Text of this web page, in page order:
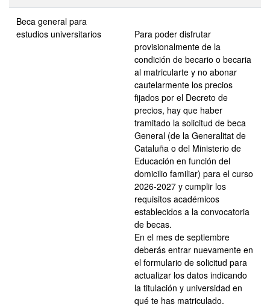
Beca general para
estudios universitarios
Para poder disfrutar
provisionalmente de la
condición de becario o becaria
al matricularte y no abonar
cautelarmente los precios
fijados por el Decreto de
precios, hay que haber
tramitado la solicitud de beca
General (de la Generalitat de
Cataluña o del Ministerio de
Educación en función del
domicilio familiar) para el curso
2026-2027 y cumplir los
requisitos académicos
establecidos a la convocatoria
de becas.
En el mes de septiembre
deberás entrar nuevamente en
el formulario de solicitud para
actualizar los datos indicando
la titulación y universidad en
qué te has matriculado.